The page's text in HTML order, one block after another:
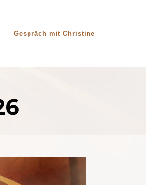
Gespräch mit Christine